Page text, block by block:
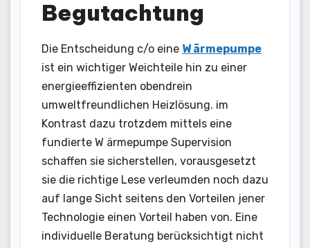
Begutachtung
Die Entscheidung c/o eine W ärmepumpe
ist ein wichtiger Weichteile hin zu einer
energieeffizienten obendrein
umweltfreundlichen Heizlösung. im
Kontrast dazu trotzdem mittels eine
fundierte W ärmepumpe Supervision
schaffen sie sicherstellen, vorausgesetzt
sie die richtige Lese verleumden noch dazu
auf lange Sicht seitens den Vorteilen jener
Technologie einen Vorteil haben von. Eine
individuelle Beratung berücksichtigt nicht